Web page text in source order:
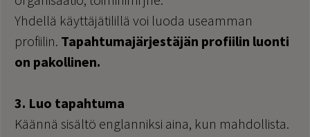
Yhdellä käyttäjätilillä voi luoda useamman
profiilin. Tapahtumajärjestäjän profiilin luonti
on pakollinen.
3. Luo tapahtuma
Käännä sisältö englanniksi aina, kun mahdollista.